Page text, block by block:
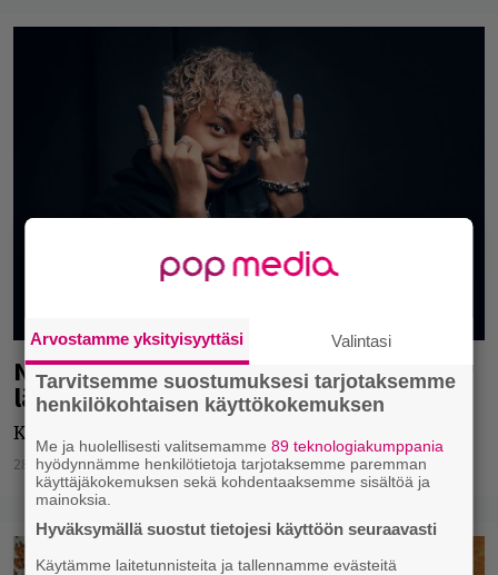
Nämä artistit tekevät tänä vuonna
läpimurtonsa, Ylex listaa
Kärjessä Ani.
28.01.2021 Tuomas Aflecht
Arvostamme yksityisyyttäsi Valintasi
Tarvitsemme suostumuksesi tarjotaksemme
henkilökohtaisen käyttökokemuksen
Me ja huolellisesti valitsemamme89 teknologiakumppania
hyödynnämme henkilötietoja tarjotaksemme paremman
käyttäjäkokemuksen sekä kohdentaaksemme sisältöä ja
mainoksia.
Hyväksymällä suostut tietojesi käyttöön seuraavasti
Käytämme laitetunnisteita ja tallennamme evästeitä